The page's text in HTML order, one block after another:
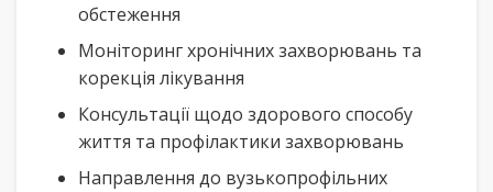
обстеження
Моніторинг хронічних захворювань та
корекція лікування
Консультації щодо здорового способу
життя та профілактики захворювань
Направлення до вузькопрофільних